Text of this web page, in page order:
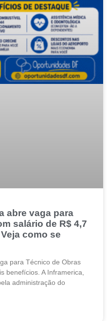
abre vaga para
salário de R$ 4,7
como se
para Técnico de Obras
benefícios. A Inframerica,
administração do